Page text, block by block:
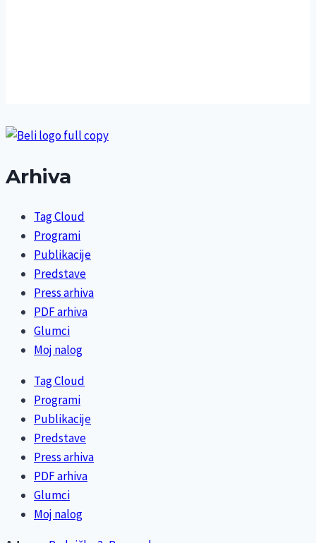
Arhiva
Tag Cloud
Programi
Publikacije
Predstave
Press arhiva
PDF arhiva
Glumci
Moj nalog
Tag Cloud
Programi
Publikacije
Predstave
Press arhiva
PDF arhiva
Glumci
Moj nalog